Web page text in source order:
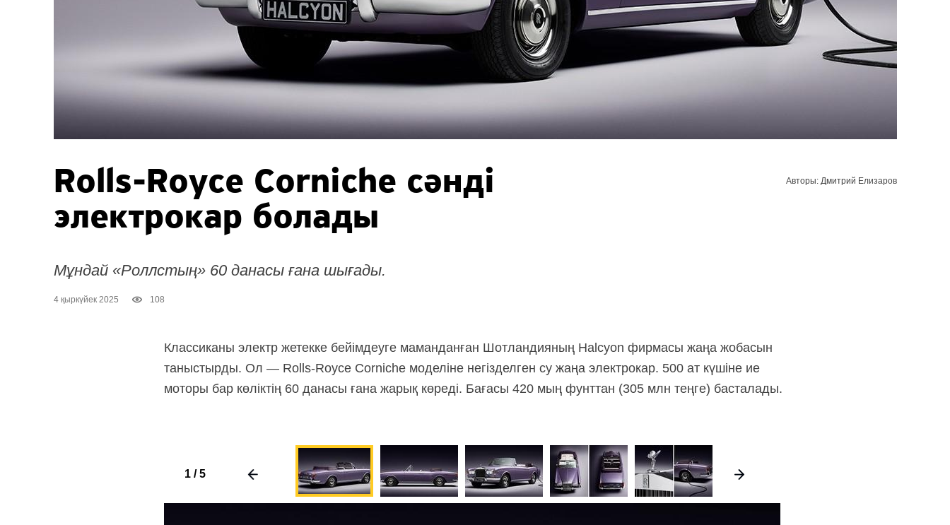
Rolls-Royce Corniche сәнді
электрокар болады
Мұндай «Роллстың» 60 данасы ғана шығады.
4 қыркүйек 2025 108
Авторы: Дмитрий Елизаров
Классиканы электр жетекке бейімдеуге маманданған Шотландияның Halcyon фирмасы жаңа жобасын
таныстырды. Ол — Rolls-RoyceCorniche моделіне негізделген су жаңа электрокар. 500 ат күшіне ие
моторы бар көліктің 60 данасы ғана жарық көреді. Бағасы 420 мың фунттан (305 млн теңге) басталады.
1/5